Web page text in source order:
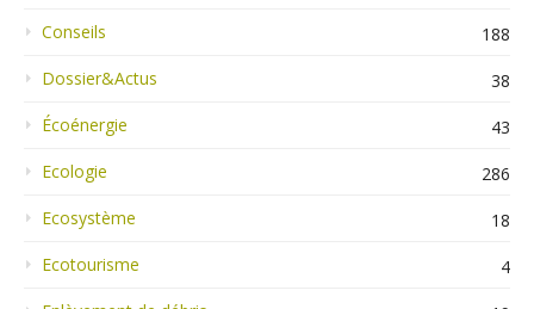
Conseils
188
Dossier&Actus
38
Écoénergie
43
Ecologie
286
Ecosystème
18
Ecotourisme
4